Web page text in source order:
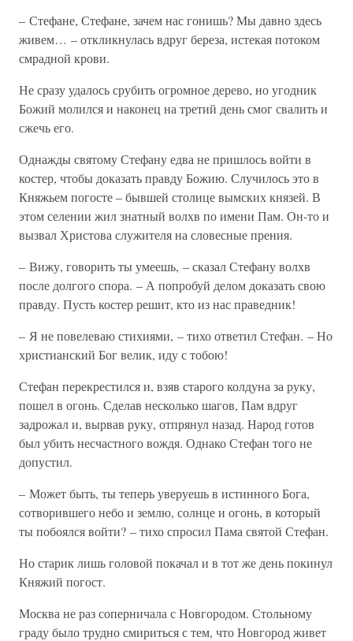
– Стефане, Стефане, зачем нас гонишь? Мы давно здесь
живем… – откликнулась вдруг береза, истекая потоком
смрадной крови.
Не сразу удалось срубить огромное дерево, но угодник
Божий молился и наконец на третий день смог свалить и
сжечь его.
Однажды святому Стефану едва не пришлось войти в
костер, чтобы доказать правду Божию. Случилось это в
Княжьем погосте – бывшей столице вымских князей. В
этом селении жил знатный волхв по имени Пам. Он-то и
вызвал Христова служителя на словесные прения.
– Вижу, говорить ты умеешь, – сказал Стефану волхв
после долгого спора. – А попробуй делом доказать свою
правду. Пусть костер решит, кто из нас праведник!
– Я не повелеваю стихиями, – тихо ответил Стефан. – Но
христианский Бог велик, иду с тобою!
Стефан перекрестился и, взяв старого колдуна за руку,
пошел в огонь. Сделав несколько шагов, Пам вдруг
задрожал и, вырвав руку, отпрянул назад. Народ готов
был убить несчастного вождя. Однако Стефан того не
допустил.
– Может быть, ты теперь уверуешь в истинного Бога,
сотворившего небо и землю, солнце и огонь, в который
ты побоялся войти? – тихо спросил Пама святой Стефан.
Но старик лишь головой покачал и в тот же день покинул
Княжий погост.
Москва не раз соперничала с Новгородом. Стольному
граду было трудно смириться с тем, что Новгород живет